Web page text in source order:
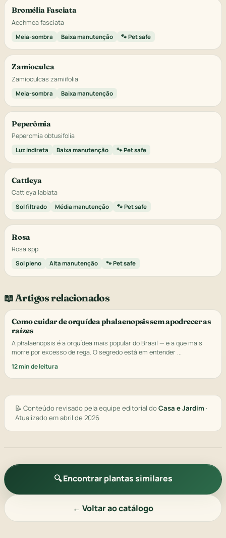
Bromélia Fasciata
Aechmea fasciata
Meia-sombra Baixa manutenção 🐾 Pet safe
Zamioculca
Zamioculcas zamiifolia
Meia-sombra Baixa manutenção
Peperômia
Peperomia obtusifolia
Luz indireta Baixa manutenção 🐾 Pet safe
Cattleya
Cattleya labiata
Sol filtrado Média manutenção 🐾 Pet safe
Rosa
Rosa spp.
Sol pleno Alta manutenção 🐾 Pet safe
📖 Artigos relacionados
Como cuidar de orquídea phalaenopsis sem apodrecer as
raízes
A phalaenopsis é a orquídea mais popular do Brasil — e a que mais
morre por excesso de rega. O segredo está em entender ...
12 min de leitura
📝 Conteúdo revisado pela equipe editorial doCasa e Jardim ·
Atualizado em abril de 2026
🔍 Encontrar plantas similares
← Voltar ao catálogo